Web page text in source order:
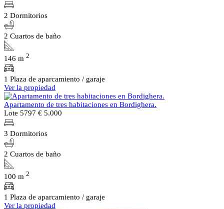
2 Dormitorios
2 Cuartos de baño
146 m 2
1 Plaza de aparcamiento / garaje
Ver la propiedad
Apartamento de tres habitaciones en Bordighera.
Lote 5797 € 5.000
3 Dormitorios
2 Cuartos de baño
100 m 2
1 Plaza de aparcamiento / garaje
Ver la propiedad